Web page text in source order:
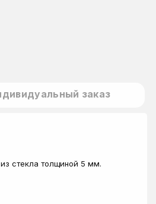
заказ
стекла толщиной 5 мм.